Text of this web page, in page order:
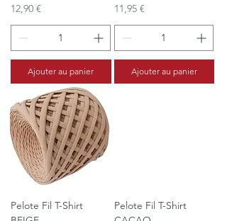
Prix
12,90 €
Ajouter au panier
Prix
11,95 €
Ajouter au panier
Pelote Fil T-Shirt
Pelote Fil T-Shirt